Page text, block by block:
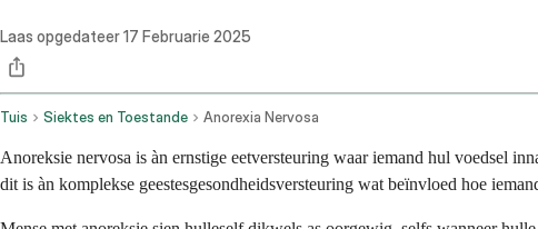
Laas opgedateer17 Februarie 2025
Tuis Siektes en Toestande Anorexia Nervosa
Anoreksie nervosa is àn ernstige eetversteuring waar iemand hul voedsel
dit is àn komplekse geestesgesondheidsversteuring wat beïnvloed hoe